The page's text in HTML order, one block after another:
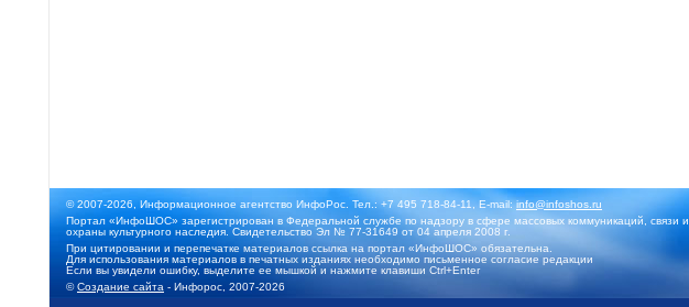
© 2007-2026, Информационное агентство ИнфоРос. Тел.: +7 495 718-84-11, E-mail:info@infoshos.ru
Портал «ИнфоШОС» зарегистрирован в Федеральной службе по надзору в сфере массовых коммуникаций, связи и
охраны культурного наследия. Свидетельство Эл № 77-31649 от 04 апреля 2008 г.
При цитировании и перепечатке материалов ссылка на портал «ИнфоШОС» обязательна.
Для использования материалов в печатных изданиях необходимо письменное согласие редакции
Если вы увидели ошибку, выделите ее мышкой и нажмите клавиши Ctrl+Enter
©Создание сайта - Инфорос, 2007-2026